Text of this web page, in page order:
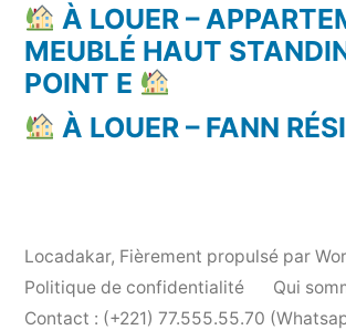
À LOUER –
MEUBLÉ HAUT
POINT E
À LOUER – FANN
Locadakar, Fièrement propulsé par
Politique de confidentialité
Qui
Contact : (+221) 77.555.55.70